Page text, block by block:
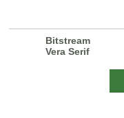
Bitstream
Vera Serif